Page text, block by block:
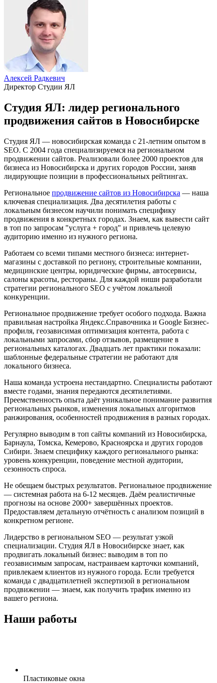
Алексей Радкевич
Директор Студии ЯЛ
Студия ЯЛ: лидер регионального
продвижения сайтов в Новосибирске
Студия ЯЛ — новосибирская команда с 21-летним опытом в
SEO. С 2004 года специализируемся на региональном
продвижении сайтов. Реализовали более 2000 проектов для
бизнеса из Новосибирска и других городов России, заняв
лидирующие позиции в профессиональных рейтингах.
Региональное продвижение сайтов из Новосибирска — наша
ключевая специализация. Два десятилетия работы с
локальным бизнесом научили понимать специфику
продвижения в конкретных городах. Знаем, как вывести сайт
в топ по запросам "услуга + город" и привлечь целевую
аудиторию именно из нужного региона.
Работаем со всеми типами местного бизнеса: интернет-
магазины с доставкой по региону, строительные компании,
медицинские центры, юридические фирмы, автосервисы,
салоны красоты, рестораны. Для каждой ниши разработали
стратегии регионального SEO с учётом локальной
конкуренции.
Региональное продвижение требует особого подхода. Важна
правильная настройка Яндекс.Справочника и Google Бизнес-
профиля, геозависимая оптимизация контента, работа с
локальными запросами, сбор отзывов, размещение в
региональных каталогах. Двадцать лет практики показали:
шаблонные федеральные стратегии не работают для
локального бизнеса.
Наша команда устроена нестандартно. Специалисты работают
вместе годами, знания передаются десятилетиями.
Преемственность опыта даёт уникальное понимание развития
региональных рынков, изменения локальных алгоритмов
ранжирования, особенностей продвижения в разных городах.
Регулярно выводим в топ сайты компаний из Новосибирска,
Барнаула, Томска, Кемерово, Красноярска и других городов
Сибири. Знаем специфику каждого регионального рынка:
уровень конкуренции, поведение местной аудитории,
сезонность спроса.
Не обещаем быстрых результатов. Региональное продвижение
— системная работа на 6-12 месяцев. Даём реалистичные
прогнозы на основе 2000+ завершённых проектов.
Предоставляем детальную отчётность с анализом позиций в
конкретном регионе.
Лидерство в региональном SEO — результат узкой
специализации. Студия ЯЛ в Новосибирске знает, как
продвигать локальный бизнес: выводим в топ по
геозависимым запросам, настраиваем карточки компаний,
привлекаем клиентов из нужного города. Если требуется
команда с двадцатилетней экспертизой в региональном
продвижении — знаем, как получить трафик именно из
вашего региона.
Наши работы
Пластиковые окна